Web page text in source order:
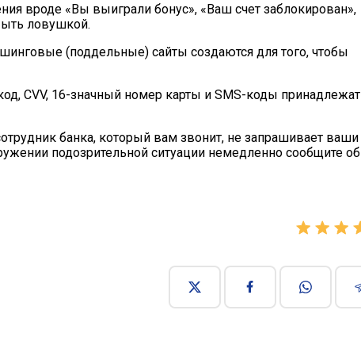
вроде «Вы выиграли бонус», «Ваш счет заблокирован»,
ловушкой.
(поддельные) сайты создаются для того, чтобы
CVV, 16-значный номер карты и SMS-коды принадлежат
банка, который вам звонит, не запрашивает ваши
подозрительной ситуации немедленно сообщите об